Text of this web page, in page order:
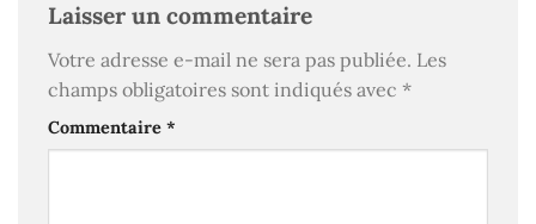
Laisser un commentaire
Votre adresse e-mail ne sera pas publiée. Les
champs obligatoires sont indiqués avec *
Commentaire *